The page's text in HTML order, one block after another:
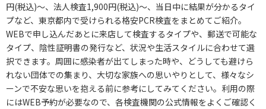
円(税込)～、法人検査1,900円(税込)～、当日中に結果が分かるタイ
プなど、東京都内で受けられる格安PCR検査をまとめてご紹介。
WEBで申し込んだあとに来店して検査するタイプや、郵送で可能な
タイプ、陰性証明書の発行など、状況や生活スタイルに合わせて選
択できます。周囲に感染者が出てしまった時や、どうしても避けら
れない団体での集まり、大切な家族への思いやりとして、様々なシ
ーンで不安な思いを抱える前に参考にしてみてください。利用の際
にはWEB予約が必要なので、各検査機関の公式情報をよくご確認く